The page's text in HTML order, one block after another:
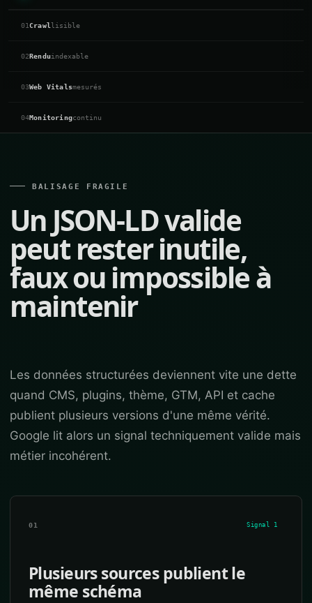
01Crawl lisible
02Renduindexable
03Web Vitalsmesurés
04Monitoringcontinu
BALISAGE FRAGILE
Un JSON-LD valide
peut rester inutile,
faux ou impossible à
maintenir
Les données structurées deviennent vite une dette
quand CMS, plugins, thème, GTM, API et cache
publient plusieurs versions d'une même vérité.
Google lit alors un signal techniquement valide mais
métier incohérent.
01 Signal 1
Plusieurs sources publient le
même schéma